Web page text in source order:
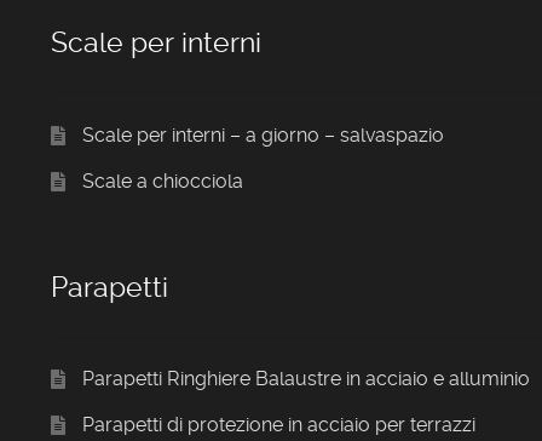
Scale per interni
Scale per interni – a giorno – salvaspazio
Scale a chiocciola
Parapetti
Parapetti Ringhiere Balaustre in acciaio e alluminio
Parapetti di protezione in acciaio per terrazzi